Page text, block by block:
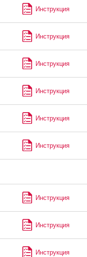
Инструкция
Инструкция
Инструкция
Инструкция
Инструкция
Инструкция
Инструкция
Инструкция
Инструкция